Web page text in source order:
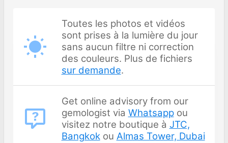
Toutes les photos et vidéos
sont prises à la lumière du jour
sans aucun filtre ni correction
des couleurs. Plus de fichiers
sur demande.
Get online advisory from our
gemologist via Whatsappou
visitez notre boutique à JTC,
Bangkokou Almas Tower, Dubai